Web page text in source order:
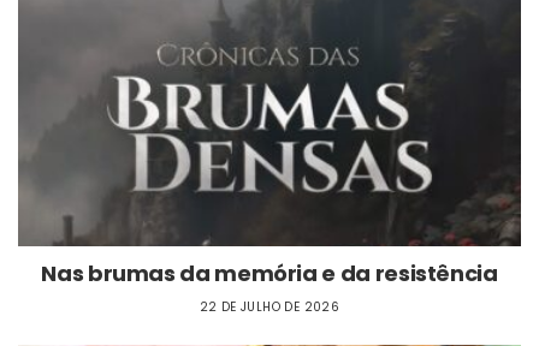
Nas brumas da memória e da resistência
22 DE JULHO DE 2026